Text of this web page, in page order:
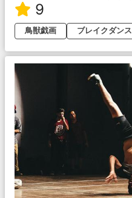
9
鳥獣戯画
ブレイクダンス